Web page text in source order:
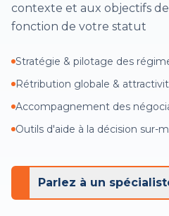
contexte et aux objectifs
fonction de votre statut
Stratégie & pilotage des
Rétribution globale &
Accompagnement des
Outils d'aide à la décision sur-
Parlez à un